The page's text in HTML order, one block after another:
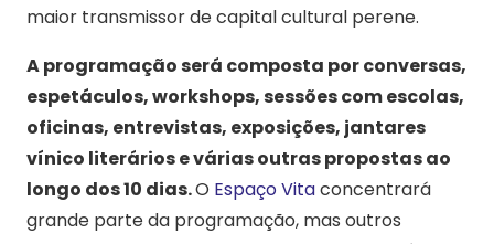
maior transmissor de capital cultural perene.
A programação será composta por conversas,
espetáculos, workshops, sessões com escolas,
oficinas, entrevistas, exposições, jantares
vínico literários e várias outras propostas ao
longo dos 10 dias.O Espaço Vitaconcentrará
grande parte da programação, mas outros